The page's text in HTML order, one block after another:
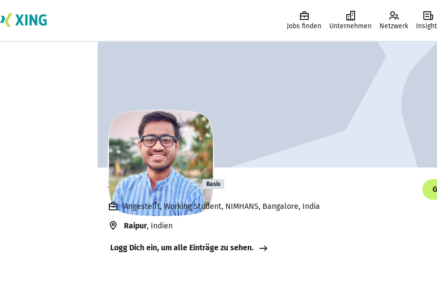
Jobs finden Unternehmen Netzwerk
Suryakant Kad Basis
Angestellt, Working Student, NIMHANS, Bangalore, India
Raipur, Indien
Logg Dich ein, um alle Einträge zu sehen.